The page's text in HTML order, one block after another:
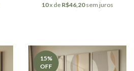
10x de R$46,20 sem juros
15%
OFF